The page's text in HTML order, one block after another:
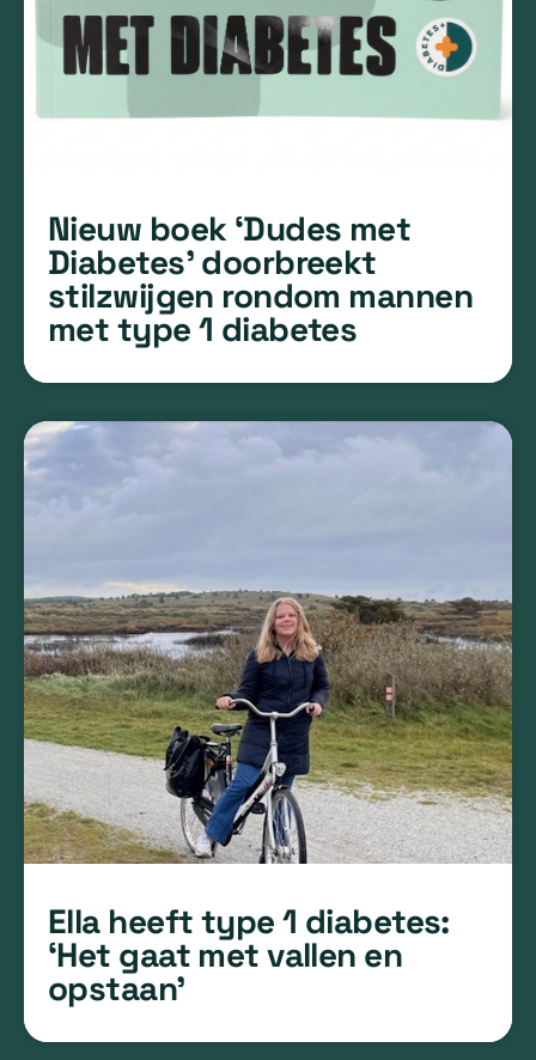
Nieuw boek ‘Dudes met
Diabetes’ doorbreekt
stilzwijgen rondom mannen
met type 1 diabetes
Ella heeft type 1 diabetes:
‘Het gaat met vallen en
opstaan’